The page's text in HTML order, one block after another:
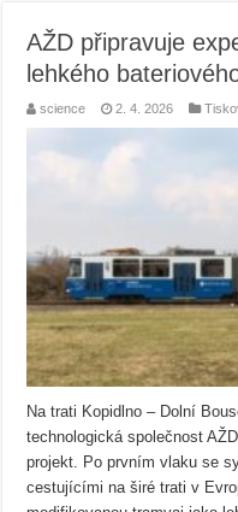
AŽD připravuje
lehkého
science 2. 4. 2026
Na trati Kopidlno – Dolní
technologická společnost
projekt. Po prvním vlaku se
cestujícími na širé trati v